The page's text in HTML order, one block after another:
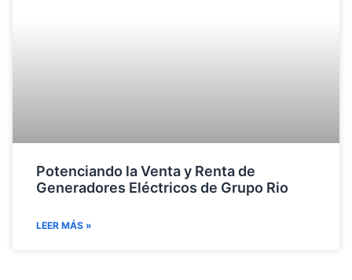
Potenciando la Venta y Renta de
Generadores Eléctricos de Grupo Rio
LEER MÁS »